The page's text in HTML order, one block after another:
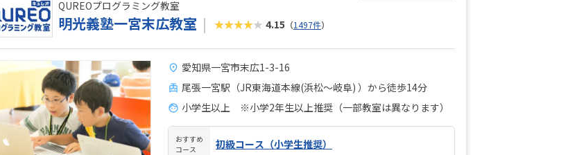
QUREOプログラミング教室
明光義塾一宮末広教室 ★★★★★ 4.15 （1497件）
愛知県一宮市末広1-3-16
尾張一宮駅（JR東海道本線(浜松～岐阜) ）から徒歩14分
小学生以上 ※小学2年生以上推奨（一部教室は異なります）
おすすめ
コース
初級コース（小学生推奨）